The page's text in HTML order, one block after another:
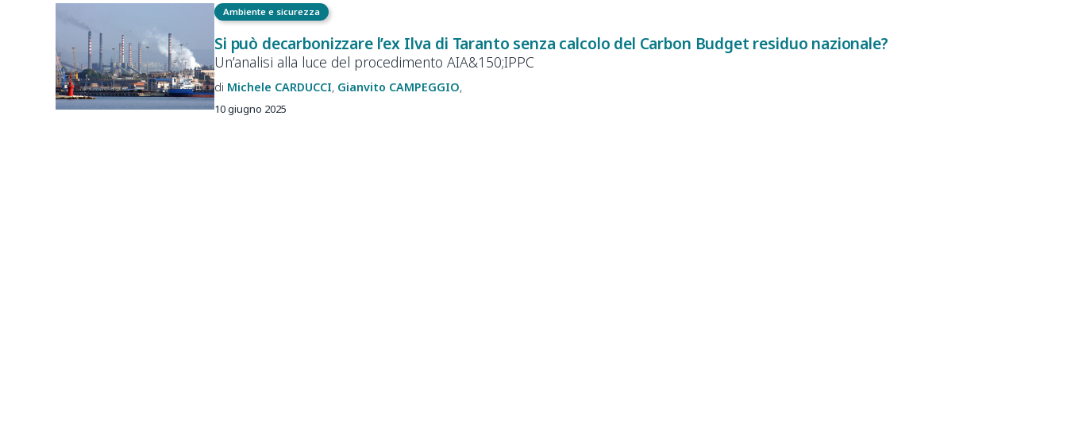
Ambiente e sicurezza
Si può decarbonizzare l’ex Ilva di Taranto senza calcolo del Carbon Budget residuo nazionale?
Un’analisi alla luce del procedimento AIA&150;IPPC
Michele CARDUCCI Gianvito CAMPEGGIO
10 giugno 2025